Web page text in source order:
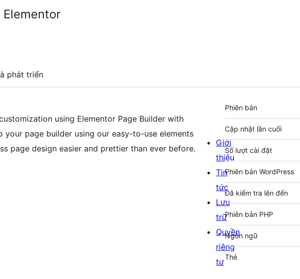
Elementor
phát triển
using Elementor Page Builder with
page builder using our easy-to-use elements
page design easier and prettier than ever before.
Meta
Phiên bản
Cập nhật lần cuối
Số lượt cài đặt
Phiên bản WordPress
Đã kiểm tra lên đến
Phiên bản PHP
Ngôn ngữ
Thẻ
Giới
thiệu
Tin
tức
Lưu
trữ
Quyền
riêng
tư